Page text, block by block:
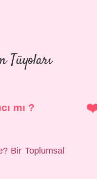
Tüyoları
mı ?
Bir Toplumsal